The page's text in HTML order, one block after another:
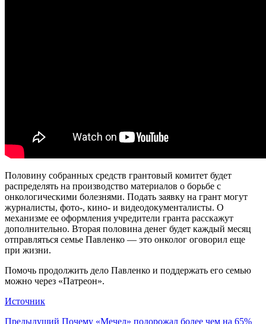
Половину собранных средств грантовый комитет будет
распределять на производство материалов о борьбе с
онкологическими болезнями. Подать заявку на грант могут
журналисты, фото-, кино- и видеодокументалисты. О
механизме ее оформления учредители гранта расскажут
дополнительно. Вторая половина денег будет каждый месяц
отправляться семье Павленко — это онколог оговорил еще
при жизни.
Помочь продолжить дело Павленко и поддержать его семью
можно через «Патреон».
Источник
Предыдущий Почему «Мечел» подорожал более чем на 65%